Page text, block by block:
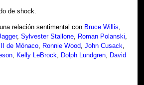
de shock.
relación sentimental con Bruce Willis,
,Sylvester Stallone, Roman Polanski,
de Mónaco, Ronnie Wood,John Cusack,
, Kelly LeBrock, Dolph Lundgren, David